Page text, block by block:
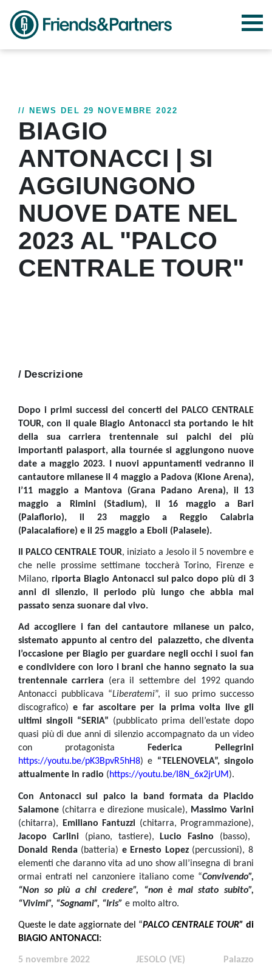
// NEWS DEL 29 NOVEMBRE 2022
BIAGIO
ANTONACCI | SI
AGGIUNGONO
NUOVE DATE NEL
2023 AL "PALCO
CENTRALE TOUR"
/ Descrizione
Dopo i primi successi dei concerti del PALCO CENTRALE
TOUR, con il quale Biagio Antonacci sta portando le hit
della sua carriera trentennale sui palchi dei più
importanti palasport, alla tournée si aggiungono nuove
date a maggio 2023. I nuovi appuntamenti vedranno il
cantautore milanese il 4 maggio a Padova (Kione Arena),
l’11 maggio a Mantova (Grana Padano Arena), il 13
maggio a Rimini (Stadium), il 16 maggio a Bari
(Palaflorio), il 23 maggio a Reggio Calabria
(Palacalafiore) e il 25 maggio a Eboli (Palasele).
Il PALCO CENTRALE TOUR, iniziato a Jesolo il 5 novembre e
che nelle prossime settimane toccherà Torino, Firenze e
Milano, riporta Biagio Antonacci sul palco dopo più di 3
anni di silenzio, il periodo più lungo che abbia mai
passato senza suonare dal vivo.
Ad accogliere i fan del cantautore milanese un palco,
sistemato appunto al centro del palazzetto, che diventa
l’occasione per Biagio per guardare negli occhi i suoi fan
e condividere con loro i brani che hanno segnato la sua
trentennale carriera (era il settembre del 1992 quando
Antonacci pubblicava “Liberatemi”, il suo primo successo
discografico) e far ascoltare per la prima volta live gli
ultimi singoli “SERIA” (pubblicato prima dell’estate dopo
quasi più di due anni di silenzio accompagnato da un video
con protagonista Federica Pellegrini
https://youtu.be/pK3BpvR5hH8) e “TELENOVELA”, singolo
attualmente in radio (https://youtu.be/I8N_6x2jrUM).
Con Antonacci sul palco la band formata da Placido
Salamone (chitarra e direzione musicale), Massimo Varini
(chitarra),
Emiliano Fantuzzi (chitarra, Programmazione),
Jacopo Carlini (piano, tastiere), Lucio Fasino (basso),
Donald Renda (batteria) e Ernesto Lopez(percussioni), 8
elementi che daranno vita ad uno show all’insegna di brani
ormai entrati nel canzoniere italiano come “Convivendo”,
“Non so più a chi credere”, “non è mai stato subito”,
“Vivimi”, “Sognami”, “Iris” e molto altro.
Queste le date aggiornate del “PALCO CENTRALE TOUR” di
BIAGIO ANTONACCI :
5 novembre 2022 JESOLO (VE) Palazzo